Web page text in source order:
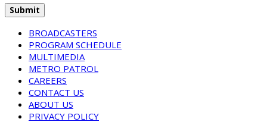
BROADCASTERS
PROGRAM SCHEDULE
MULTIMEDIA
METRO PATROL
CAREERS
CONTACT US
ABOUT US
PRIVACY POLICY